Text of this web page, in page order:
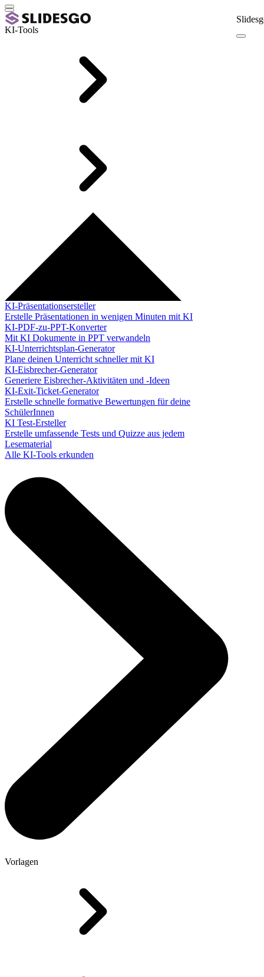
KI-Tools
KI-Präsentationsersteller
Erstelle Präsentationen in wenigen Minuten mit KI
KI-PDF-zu-PPT-Konverter
Mit KI Dokumente in PPT verwandeln
KI-Unterrichtsplan-Generator
Plane deinen Unterricht schneller mit KI
KI-Eisbrecher-Generator
Generiere Eisbrecher-Aktivitäten und -Ideen
KI-Exit-Ticket-Generator
Erstelle schnelle formative Bewertungen für deine
SchülerInnen
KI Test-Ersteller
Erstelle umfassende Tests und Quizze aus jedem
Lesematerial
Alle KI-Tools erkunden
Vorlagen